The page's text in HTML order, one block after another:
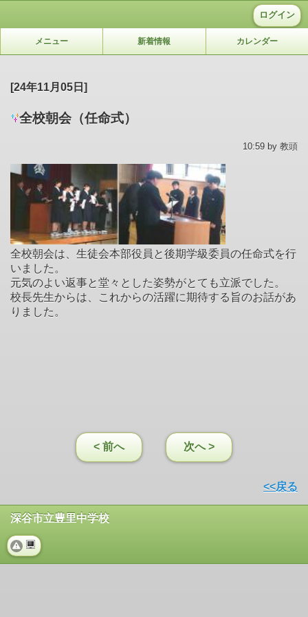
ログイン
メニュー 新着情報 カレンダー
[24年11月05日]
全校朝会（任命式）
10:59 by 教頭
全校朝会は、生徒会本部役員と後期学級委員の任命式を行
いました。
元気のよい返事と堂々とした姿勢がとても立派でした。
校長先生からは、これからの活躍に期待する旨のお話があ
りました。
< 前へ 次へ >
<<戻る
深谷市立豊里中学校